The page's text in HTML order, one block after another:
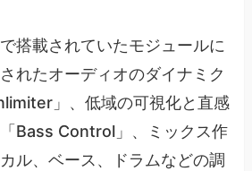
搭載されていたモジュールに
れたオーディオのダイナミク
」、低域の可視化と直感
Bass Control」、ミックス作
ル、ベース、ドラムなどの調